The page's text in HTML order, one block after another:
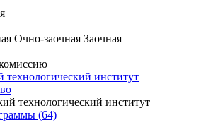
Очно-заочная Заочная
институт
(64)